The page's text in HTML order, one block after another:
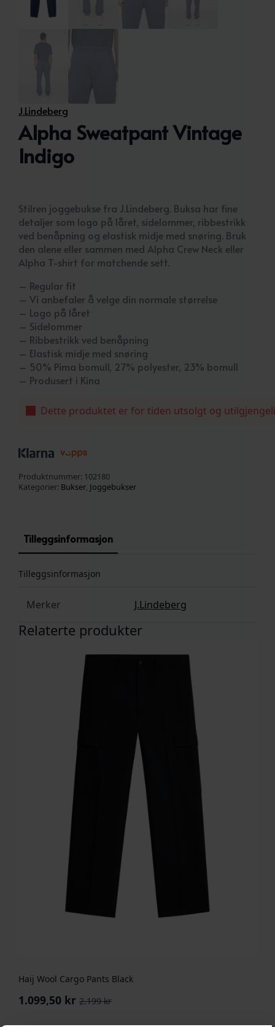
J.Lindeberg
Alpha Sweatpant Vintage
Indigo
Stilren joggebukse fra J.Lindeberg. Buksa har fine
detaljer som logo på låret, sidelommer, ribbestrikk
ved benåpning og elastisk midje med snøring. Bruk
den alene eller sammen med Alpha Crew Neck eller
Alpha T-shirt for matchende sett.
– Regular fit
– Vi anbefaler å velge din normale størrelse
– Logo på låret
– Sidelommer
– Ribbestrikk ved benåpning
– Elastisk midje med snøring
– 50% Pima bomull, 27% polyester, 23% bomull
– Produsert i Kina
Dette produktet er for tiden utsolgt og
Produktnummer: 102180
Kategorier: Bukser, Joggebukser
Tilleggsinformasjon
Tilleggsinformasjon
Merker J.Lindeberg
Relaterte produkter
Haij Wool Cargo Pants Black
2.199kr
Opprinnelig
1.099,50 kr
Nåværende